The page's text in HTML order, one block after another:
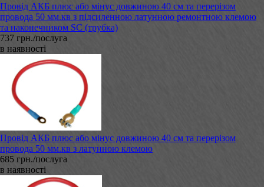
Провід АКБ плюс або мінус довжиною 40 см та перерізом
провода 50 мм.кв з підсиленною латунною ремонтною клемою
та наконечником SC (трубка)
737 грн./послуга
в наявності
Провід АКБ плюс або мінус довжиною 40 см та перерізом
провода 50 мм.кв з латунною клемою
685 грн./послуга
в наявності